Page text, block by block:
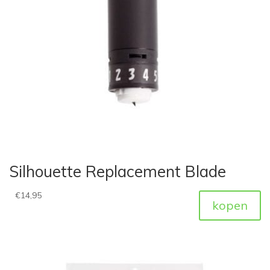
Silhouette Replacement Blade
€14,95
kopen